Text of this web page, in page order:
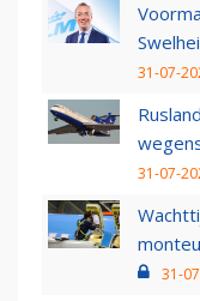
31-07-
31-07-
31-